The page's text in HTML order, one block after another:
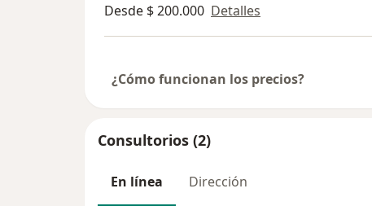
Desde $ 200.000 Detalles
¿Cómo funcionan los precios?
Consultorios (2)
En línea Dirección